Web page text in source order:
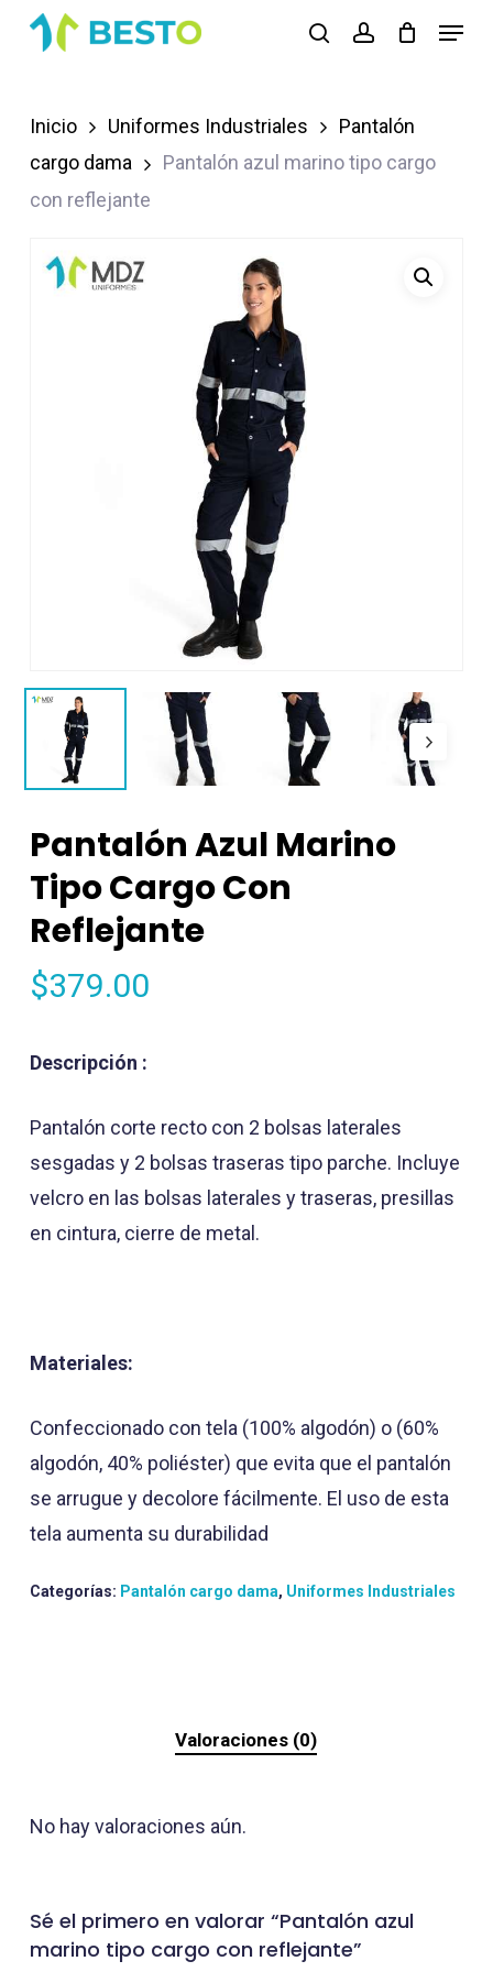
Skip
content
searchaccount
Menu
Inicio Uniformes Industriales
Pantalón
cargo dama
Pantalón azul marino tipo cargo
con reflejante
Pantalón Azul Marino
Tipo Cargo Con
Reflejante
$379.00
Descripción :
Pantalón corte recto con 2 bolsas laterales
sesgadas y 2 bolsas traseras tipo parche. Incluye
velcro en las bolsas laterales y traseras, presillas
en cintura, cierre de metal.
Materiales:
Confeccionado con tela (100% algodón) o (60%
algodón, 40% poliéster) que evita que el pantalón
se arrugue y decolore fácilmente. El uso de esta
tela aumenta su durabilidad
Categorías: Pantalón cargo dama, Uniformes Industriales
Valoraciones (0)
No hay valoraciones aún.
Sé el primero en valorar “Pantalón azul
marino tipo cargo con reflejante”